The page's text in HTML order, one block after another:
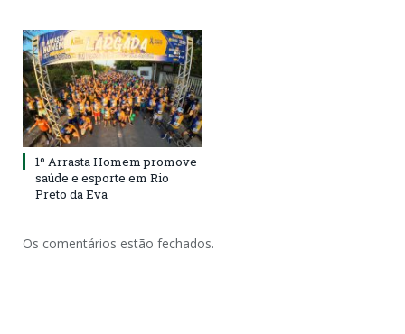
1º Arrasta Homem promove
saúde e esporte em Rio
Preto da Eva
Os comentários estão fechados.